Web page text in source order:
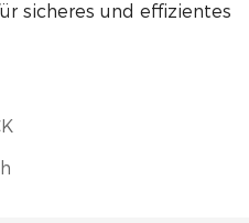
sicheres und effizientes